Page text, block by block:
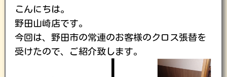
こんにちは。
野田山崎店です。
今回は、野田市の常連のお客様のクロス張替を
受けたので、ご紹介致します。